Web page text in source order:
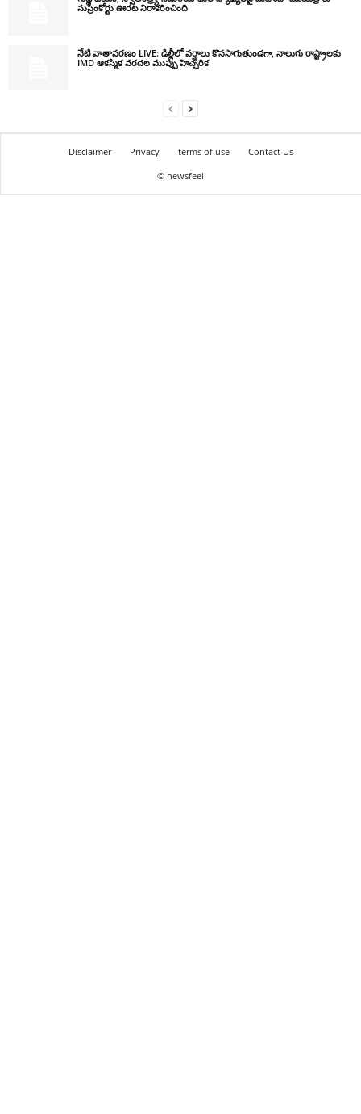
సుప్రీంకోర్టు ఊరట నిరాకరించింది
నేటి వాతావరణం LIVE: ఢిల్లీలో వర్షాలు కొనసాగుతుండగా, నాలుగు రాష్ట్రాలకు
IMD ఆకస్మిక వరదల ముప్పు హెచ్చరిక
Disclaimer Privacy terms of use
Contact Us
© newsfeel